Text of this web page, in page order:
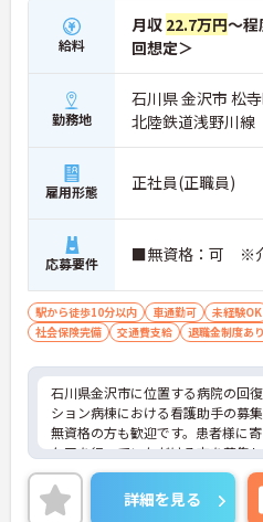
給料
月収 22.7万円～
回想定＞
勤務地
石川県 金沢市 松
北陸鉄道浅野川線
雇用形態 正社員(正職員)
応募要件 ■無資格：可 ※介
駅から徒歩10分以内 車通勤可 未経験OK
社会保険完備
交通費支給 退職金制度あり
石川県金沢市に位置する病院の回
ション病棟における看護助手の募集
無資格の方も歓迎です。患者様に
ケアを行っていただける方を募集
ご興味のある方には、面接対策ポ
に詳細をお話しいたしますのでお気
さい！
詳細を見る